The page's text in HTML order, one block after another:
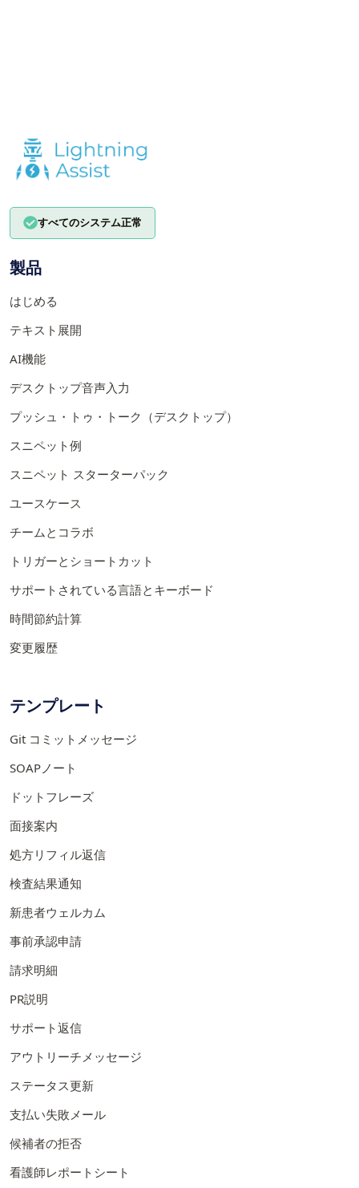
すべてのシステム正常
製品
はじめる
テキスト展開
AI機能
デスクトップ音声入力
プッシュ・トゥ・トーク（デスクトップ）
スニペット例
スニペット スターターパック
ユースケース
チームとコラボ
トリガーとショートカット
サポートされている言語とキーボード
時間節約計算
変更履歴
テンプレート
Git コミットメッセージ
SOAPノート
ドットフレーズ
面接案内
処方リフィル返信
検査結果通知
新患者ウェルカム
事前承認申請
請求明細
PR説明
サポート返信
アウトリーチメッセージ
ステータス更新
支払い失敗メール
候補者の拒否
看護師レポートシート